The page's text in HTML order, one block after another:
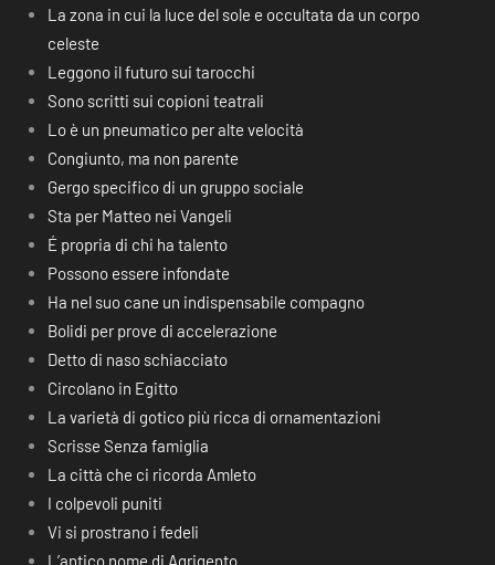
La zona in cui la luce del sole e occultata da un corpo
celeste
Leggono il futuro sui tarocchi
Sono scritti sui copioni teatrali
Lo è un pneumatico per alte velocità
Congiunto, ma non parente
Gergo specifico di un gruppo sociale
Sta per Matteo nei Vangeli
É propria di chi ha talento
Possono essere infondate
Ha nel suo cane un indispensabile compagno
Bolidi per prove di accelerazione
Detto di naso schiacciato
Circolano in Egitto
La varietà di gotico più ricca di ornamentazioni
Scrisse Senza famiglia
La città che ci ricorda Amleto
I colpevoli puniti
Vi si prostrano i fedeli
L’antico nome di Agrigento